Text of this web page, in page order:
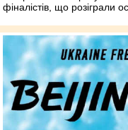
фіналістів, що розіграли